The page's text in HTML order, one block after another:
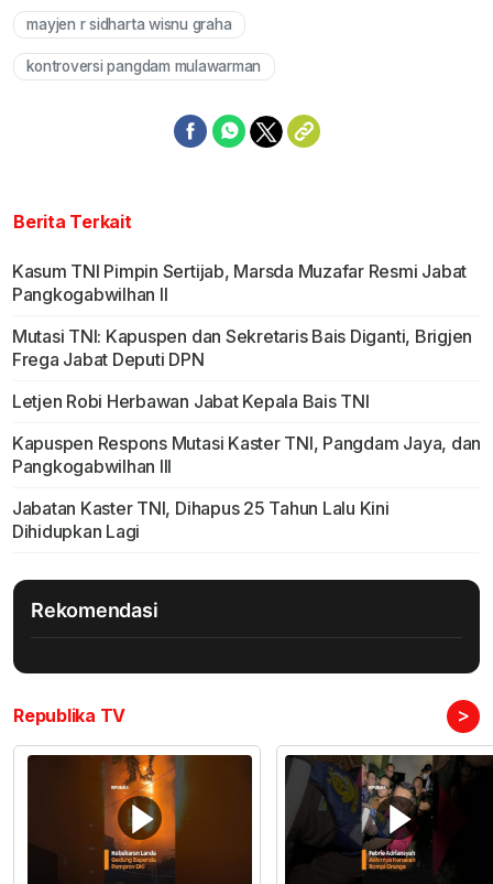
mayjen r sidharta wisnu graha
kontroversi pangdam mulawarman
Berita Terkait
Kasum TNI Pimpin Sertijab, Marsda Muzafar Resmi Jabat
Pangkogabwilhan II
Mutasi TNI: Kapuspen dan Sekretaris Bais Diganti, Brigjen
Frega Jabat Deputi DPN
Letjen Robi Herbawan Jabat Kepala Bais TNI
Kapuspen Respons Mutasi Kaster TNI, Pangdam Jaya, dan
Pangkogabwilhan III
Jabatan Kaster TNI, Dihapus 25 Tahun Lalu Kini
Dihidupkan Lagi
Rekomendasi
Republika TV >